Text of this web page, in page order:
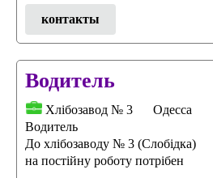
контакты
Водитель
Хлібозавод № 3 Одесса
Водитель
До хлібозаводу № 3 (Слобідка)
на постійну роботу потрібен